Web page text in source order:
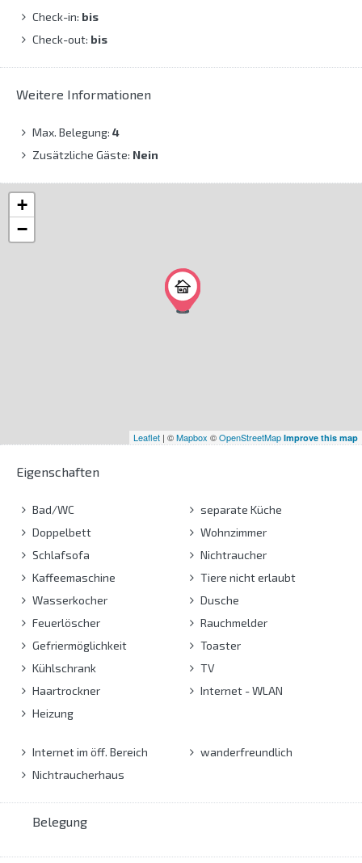
Check-in: bis
Check-out: bis
Weitere Informationen
Max. Belegung: 4
Zusätzliche Gäste: Nein
+
−
Leaflet | ©Mapbox ©OpenStreetMap Improve this map
Eigenschaften
Bad/WC
Doppelbett
Schlafsofa
Kaffeemaschine
Wasserkocher
Feuerlöscher
Gefriermöglichkeit
Kühlschrank
Haartrockner
Heizung
separate Küche
Wohnzimmer
Nichtraucher
Tiere nicht erlaubt
Dusche
Rauchmelder
Toaster
TV
Internet - WLAN
Internet im öff. Bereich
Nichtraucherhaus
wanderfreundlich
Belegung